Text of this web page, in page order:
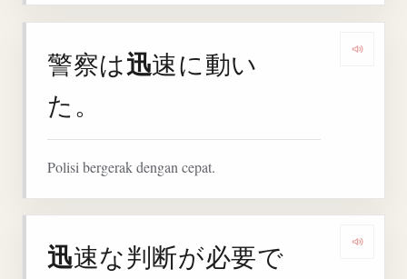
警察は迅速に動い
た。
Polisi bergerak dengan cepat.
迅速な判断が必要で